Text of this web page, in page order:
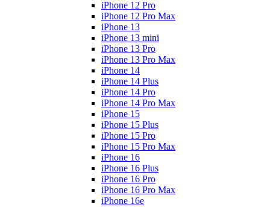
iPhone 12 Pro
iPhone 12 Pro Max
iPhone 13
iPhone 13 mini
iPhone 13 Pro
iPhone 13 Pro Max
iPhone 14
iPhone 14 Plus
iPhone 14 Pro
iPhone 14 Pro Max
iPhone 15
iPhone 15 Plus
iPhone 15 Pro
iPhone 15 Pro Max
iPhone 16
iPhone 16 Plus
iPhone 16 Pro
iPhone 16 Pro Max
iPhone 16e